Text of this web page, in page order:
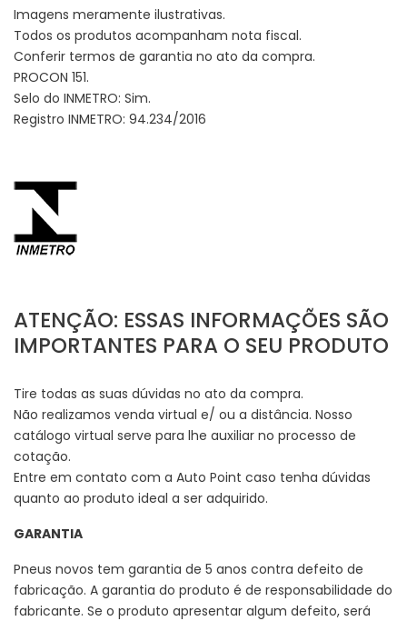
Imagens meramente ilustrativas.
Todos os produtos acompanham nota fiscal.
Conferir termos de garantia no ato da compra.
PROCON 151.
Selo do INMETRO: Sim.
Registro INMETRO: 94.234/2016
ATENÇÃO: ESSAS INFORMAÇÕES SÃO
IMPORTANTES PARA O SEU PRODUTO
Tire todas as suas dúvidas no ato da compra.
Não realizamos venda virtual e/ ou a distância. Nosso
catálogo virtual serve para lhe auxiliar no processo de
cotação.
Entre em contato com a Auto Point caso tenha dúvidas
quanto ao produto ideal a ser adquirido.
GARANTIA
Pneus novos tem garantia de 5 anos contra defeito de
fabricação. A garantia do produto é de responsabilidade do
fabricante. Se o produto apresentar algum defeito, será